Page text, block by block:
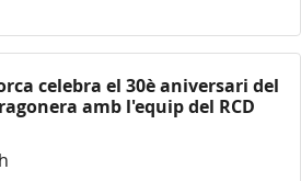
celebra el 30è aniversari del
amb l'equip del RCD